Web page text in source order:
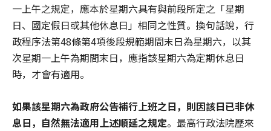
一上午之規定，應本於星期六具有與前段所定之「星期
日、國定假日或其他休息日」相同之性質。換句話說，行
政程序法第48條第4項後段規範期間末日為星期六，以其
次星期一上午為期間末日，應指該星期六為定期休息日
時，才會有適用。
如果該星期六為政府公告補行上班之日，則因該日已非休
息日，自然無法適用上述順延之規定。最高行政法院歷來